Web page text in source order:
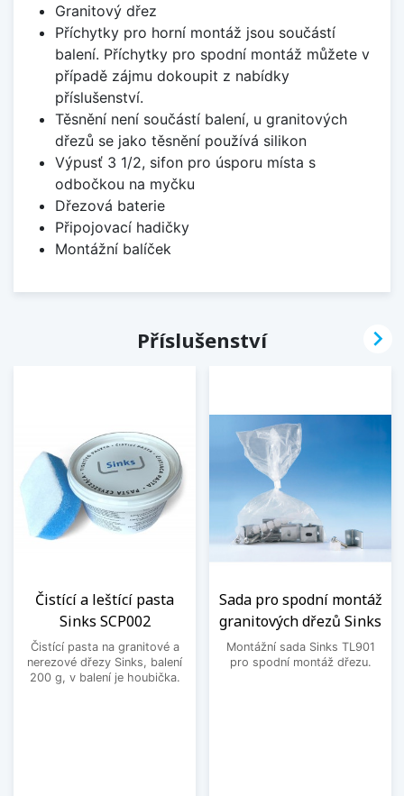
Granitový dřez
Příchytky pro horní montáž jsou součástí
balení. Příchytky pro spodní montáž můžete v
případě zájmu dokoupit z nabídky
příslušenství.
Těsnění není součástí balení, u granitových
dřezů se jako těsnění používá silikon
Výpusť 3 1/2, sifon pro úsporu místa s
odbočkou na myčku
Dřezová baterie
Připojovací hadičky
Montážní balíček
Příslušenství
Čistící a leštící pasta
Sinks SCP002
Čistící pasta na granitové a
nerezové dřezy Sinks, balení
200 g, v balení je houbička.
Sada pro spodní montáž
granitových dřezů Sinks
Montážní sada Sinks TL901
pro spodní montáž dřezu.
